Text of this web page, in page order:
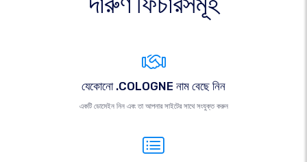
যেকোনো .COLOGNE নাম বেছে নিন
একটি ডোমেইন নিন এবং তা আপনার সাইটের সাথে সংযুক্ত করুন